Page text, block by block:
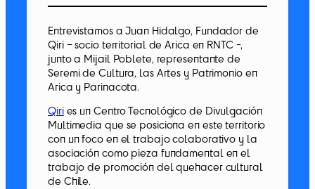
Entrevistamos a Juan Hidalgo, Fundador de
Qiri – socio territorial de Arica en RNTC -,
junto a Mijail Poblete, representante de
Seremi de Cultura, las Artes y Patrimonio en
Arica y Parinacota.
Qiries un Centro Tecnológico de Divulgación
Multimedia que se posiciona en este territorio
con un foco en el trabajo colaborativo y la
asociación como pieza fundamental en el
trabajo de promoción del quehacer cultural
de Chile.